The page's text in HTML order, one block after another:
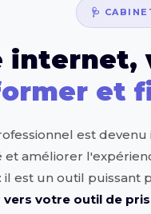
🩺
internet,
et
est
améliorer
il est un outil puissant
votre outil de